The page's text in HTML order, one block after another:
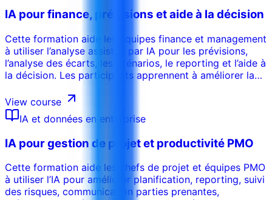
IA pour finance, prévisions et aide à la décision
Cette formation aide les équipes finance et management
à utiliser l’analyse assistée par IA pour les prévisions,
l’analyse des écarts, les scénarios, le reporting et l’aide à
la décision. Les participants apprennent à améliorer la
validation, confidentialité et responsabilité humaine.
View course
IA et données en entreprise
IA pour gestion de projet et productivité PMO
Cette formation aide les chefs de projet et équipes PMO
à utiliser l’IA pour améliorer planification, reporting, suivi
des risques, communication parties prenantes,